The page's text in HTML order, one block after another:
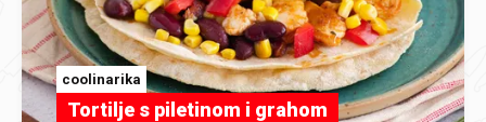
coolinarika
Tortilje s piletinom i grahom